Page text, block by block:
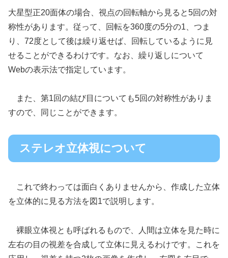
大星型正20面体の場合、視点の回転軸から見ると5回の対
称性があります。従って、回転を360度の5分の1、つま
り、72度として後は繰り返せば、回転しているように見
せることができるわけです。なお、繰り返しについて
Webの表示法で指定しています。
また、第1回の結び目についても5回の対称性がありま
すので、同じことができます。
ステレオ立体視について
これで終わっては面白くありませんから、作成した立体
を立体的に見る方法を図1で説明します。
裸眼立体視とも呼ばれるもので、人間は立体を見た時に
左右の目の視差を合成して立体に見えるわけです。これを